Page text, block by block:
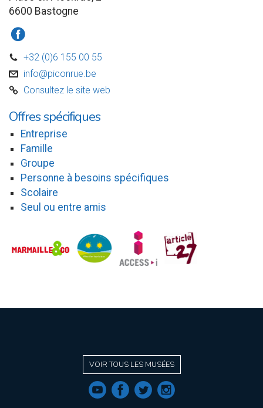
6600 Bastogne
a
D +32 (0)6 155 00 55
v info@piconrue.be
C Consultez le site web
Offres spécifiques
Entreprise
Famille
Groupe
Personne à besoins spécifiques
Scolaire
Seul ou entre amis
VOIR TOUS LES MUSÉES
f a b e